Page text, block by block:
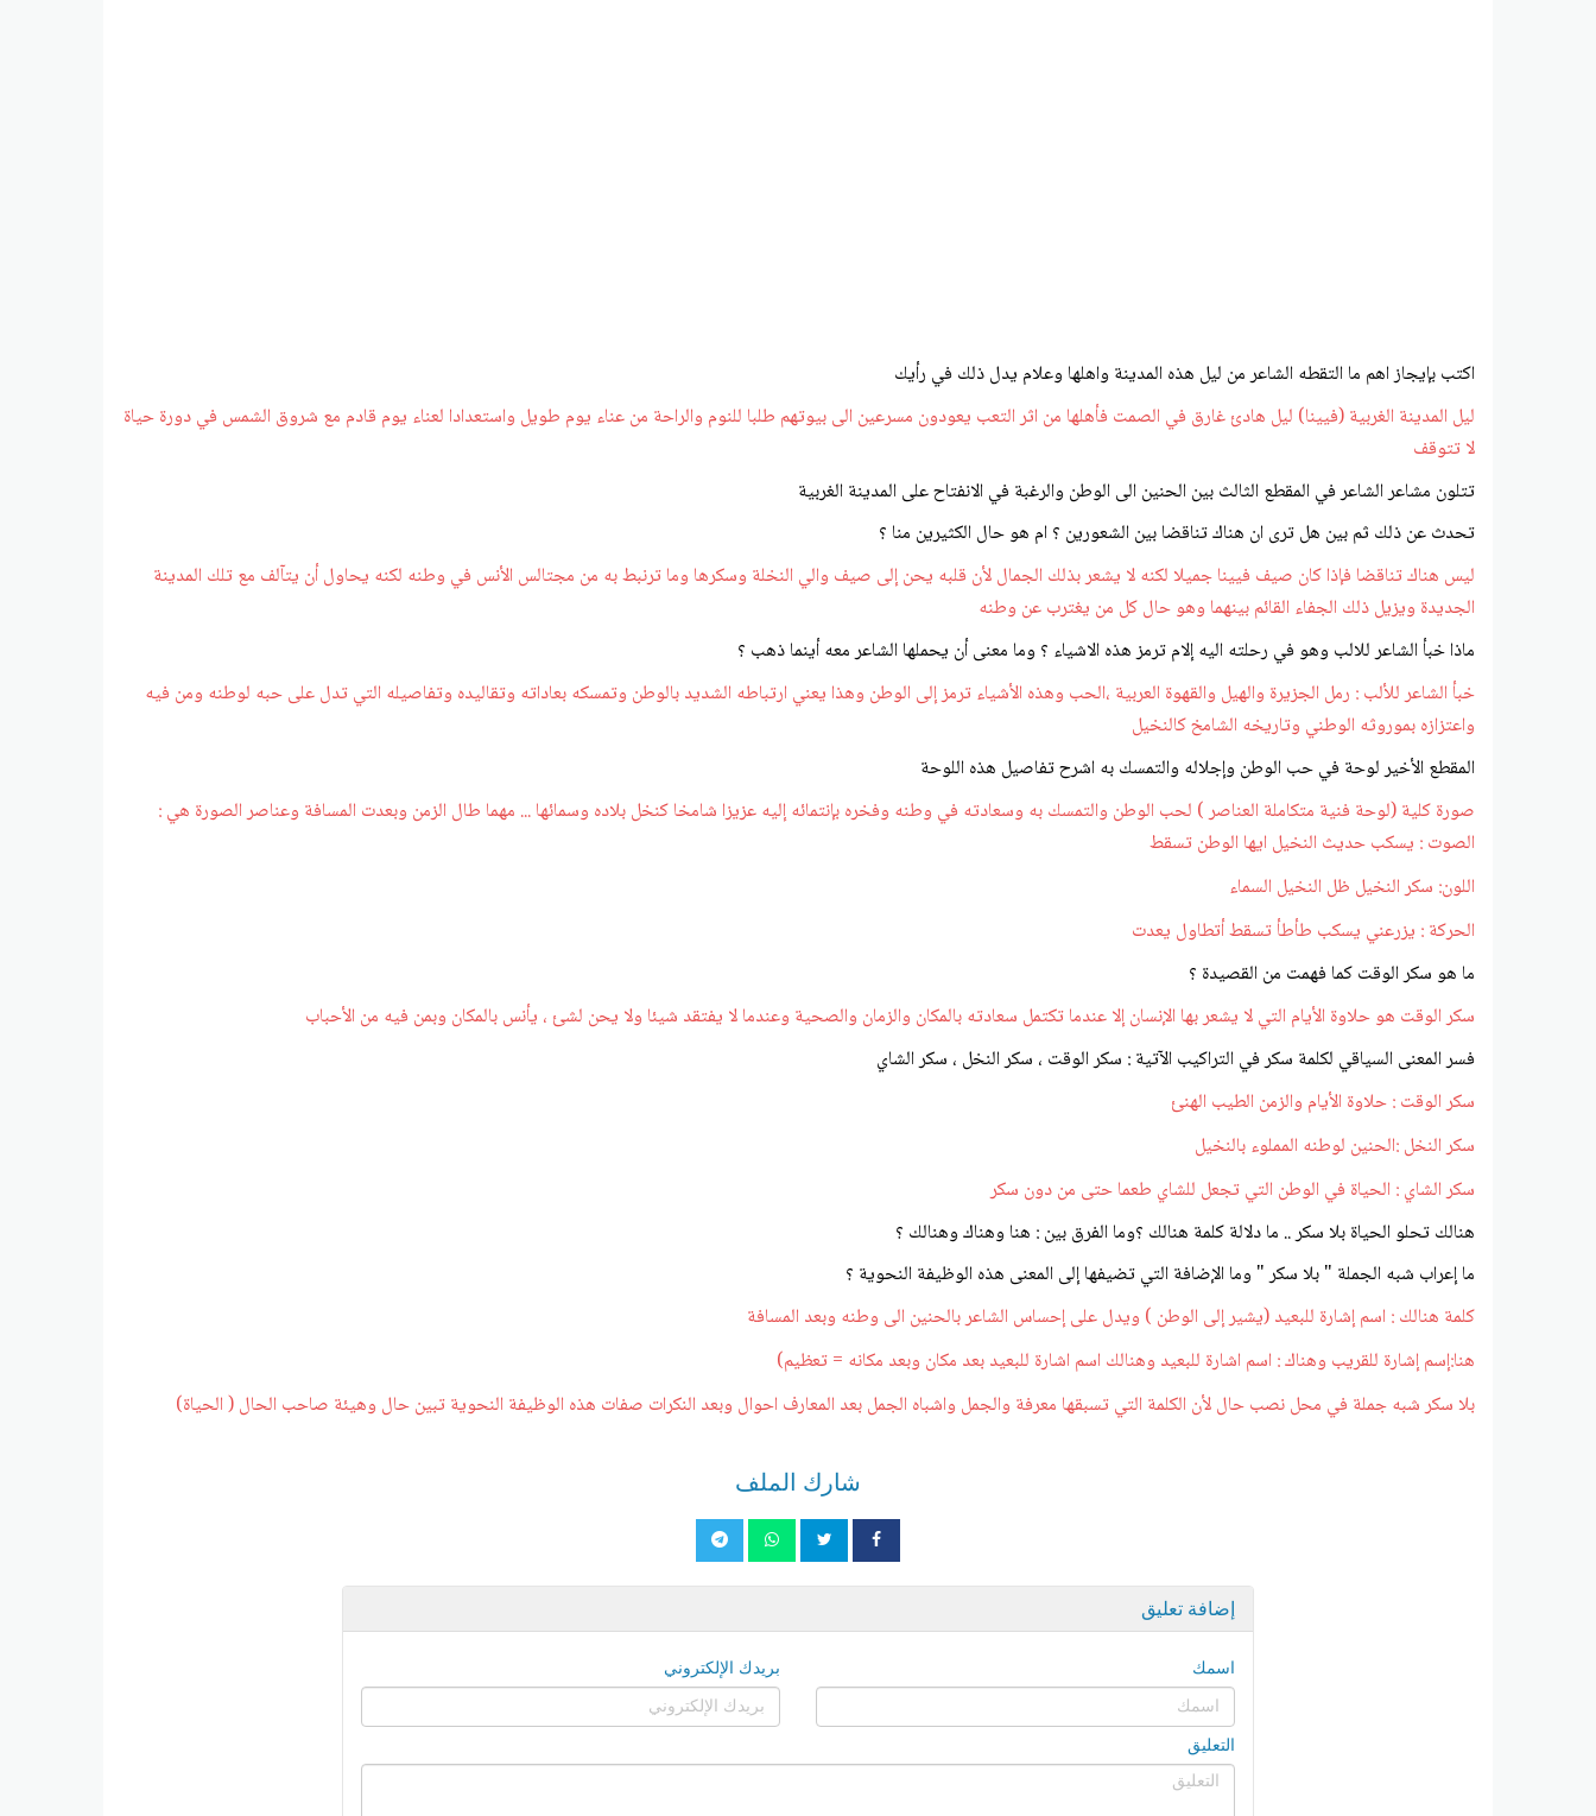
اكتب بإيجاز اهم ما التقطه الشاعر من ليل هذه المدينة واهلها وعلام يدل ذلك في رأيك
ليل المدينة الغربية (فيينا) ليل هادئ غارق في الصمت فأهلها من اثر التعب يعودون مسرعين الى بيوتهم طلبا للنوم والراحة من عناء يوم طويل واستعدادا لعناء يوم قادم مع شروق الشمس في دورة حياة
لا تتوقف
تتلون مشاعر الشاعر في المقطع الثالث بين الحنين الى الوطن والرغبة في الانفتاح على المدينة الغربية
تحدث عن ذلك ثم بين هل ترى ان هناك تناقضا بين الشعورين ؟ ام هو حال الكثيرين منا ؟
ليس هناك تناقضا فإذا كان صيف فيينا جميلا لكنه لا يشعر بذلك الجمال لأن قلبه يحن إلى صيف والي النخلة وسكرها وما ترنبط به من مجتالس الأنس في وطنه لكنه يحاول أن يتآلف مع تلك المدينة
الجديدة ويزيل ذلك الجفاء القائم بينهما وهو حال كل من يغترب عن وطنه
ماذا خبأ الشاعر للالب وهو في رحلته اليه إلام ترمز هذه الاشياء ؟ وما معنى أن يحملها الشاعر معه أينما ذهب ؟
خبأ الشاعر للألب : رمل الجزيرة والهيل والقهوة العربية ،الحب وهذه الأشياء ترمز إلى الوطن وهذا يعني ارتباطه الشديد بالوطن وتمسكه بعاداته وتقاليده وتفاصيله التي تدل على حبه لوطنه ومن فيه
واعتزازه بموروثه الوطني وتاريخه الشامخ كالنخيل
المقطع الأخير لوحة في حب الوطن وإجلاله والتمسك به اشرح تفاصيل هذه اللوحة
صورة كلية (لوحة فنية متكاملة العناصر ) لحب الوطن والتمسك به وسعادته في وطنه وفخره بإنتمائه إليه عزيزا شامخا كنخل بلاده وسمائها ... مهما طال الزمن وبعدت المسافة وعناصر الصورة هي :
الصوت : يسكب حديث النخيل ايها الوطن تسقط
اللون: سكر النخيل ظل النخيل السماء
الحركة : يزرعني يسكب طأطأ تسقط أتطاول يعدت
ما هو سكر الوقت كما فهمت من القصيدة ؟
سكر الوقت هو حلاوة الأيام التي لا يشعر بها الإنسان إلا عندما تكتمل سعادته بالمكان والزمان والصحية وعندما لا يفتقد شيئا ولا يحن لشئ ، يأنس بالمكان وبمن فيه من الأحباب
فسر المعنى السياقي لكلمة سكر في التراكيب الآتية : سكر الوقت ، سكر النخل ، سكر الشاي
سكر الوقت : حلاوة الأيام والزمن الطيب الهنئ
سكر النخل :الحنين لوطنه المملوء بالنخيل
سكر الشاي : الحياة في الوطن التي تجعل للشاي طعما حتى من دون سكر
هنالك تحلو الحياة بلا سكر .. ما دلالة كلمة هنالك ؟وما الفرق بين : هنا وهناك وهنالك ؟
ما إعراب شبه الجملة " بلا سكر " وما الإضافة التي تضيفها إلى المعنى هذه الوظيفة النحوية ؟
كلمة هنالك : اسم إشارة للبعيد (يشير إلى الوطن ) ويدل على إحساس الشاعر بالحنين الى وطنه وبعد المسافة
هنا:إسم إشارة للقريب وهناك : اسم اشارة للبعيد وهنالك اسم اشارة للبعيد بعد مكان وبعد مكانه = تعظيم)
بلا سكر شبه جملة في محل نصب حال لأن الكلمة التي تسبقها معرفة والجمل واشباه الجمل بعد المعارف احوال وبعد النكرات صفات هذه الوظيفة النحوية تبين حال وهيئة صاحب الحال ( الحياة)
شارك الملف
إضافة تعليق
اسمك بريدك الإلكتروني
التعليق